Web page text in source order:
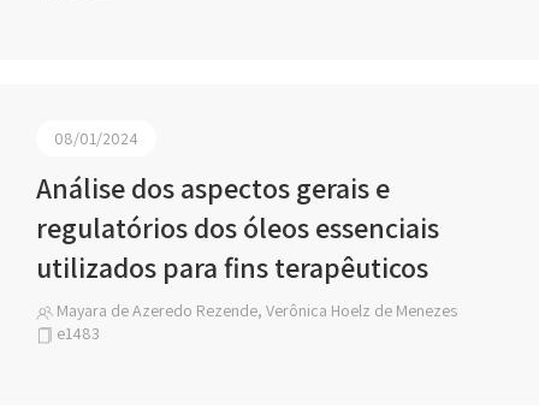
08/01/2024
Análise dos aspectos gerais e
regulatórios dos óleos essenciais
utilizados para fins terapêuticos
Mayara de Azeredo Rezende, Verônica Hoelz de Menezes
e1483